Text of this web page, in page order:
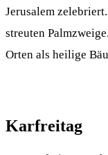
Jerusalem
streuten
Orten als heilige
Karfreitag